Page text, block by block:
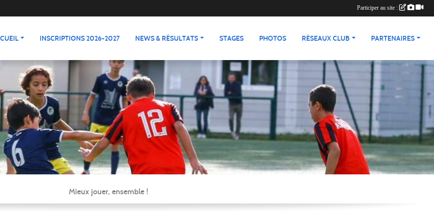
INSCRIPTIONS 2026-2027 NEWS & RÉSULTATS STAGES PHOTOS RÉSEAUX CLUB PARTENAIRES
Mieux jouer, ensemble !
Participer au site :